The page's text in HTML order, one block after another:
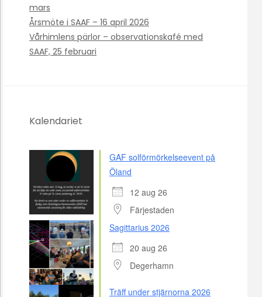
mars
Årsmöte i SAAF – 16 april 2026
Vårhimlens pärlor – observationskafé med
SAAF, 25 februari
Kalendariet
GAF solförmörkelseevent på
Öland
12 aug 26
Färjestaden
Sagittarius 2026
20 aug 26
Degerhamn
Träff under stjärnorna 2026